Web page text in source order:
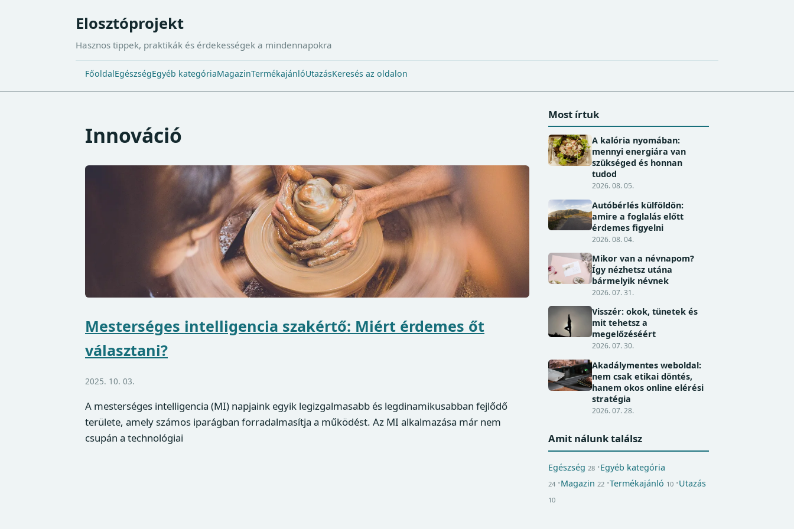
Elosztóprojekt
Hasznos tippek, praktikák és érdekességek a mindennapokra
FőoldalEgészségEgyéb kategóriaMagazinTermékajánlóUtazásKeresés az oldalon
Innováció
Mesterséges intelligencia szakértő: Miért érdemes őt
választani?
2025. 10. 03.
A mesterséges intelligencia (MI) napjaink egyik legizgalmasabb és legdinamikusabban fejlődő
területe, amely számos iparágban forradalmasítja a működést. Az MI alkalmazása már nem
csupán a technológiai
Most írtuk
A kalória nyomában:
mennyi energiára van
szükséged és honnan
tudod
2026. 08. 05.
Autóbérlés külföldön:
amire a foglalás előtt
érdemes figyelni
2026. 08. 04.
Mikor van a névnapom?
Így nézhetsz utána
bármelyik névnek
2026. 07. 31.
Visszér: okok, tünetek és
mit tehetsz a
megelőzéséért
2026. 07. 30.
Akadálymentes weboldal:
nem csak etikai döntés,
hanem okos online elérési
stratégia
2026. 07. 28.
Amit nálunk találsz
Egészség 28 Egyéb kategória
24 Magazin 22 Termékajánló 10 Utazás
10